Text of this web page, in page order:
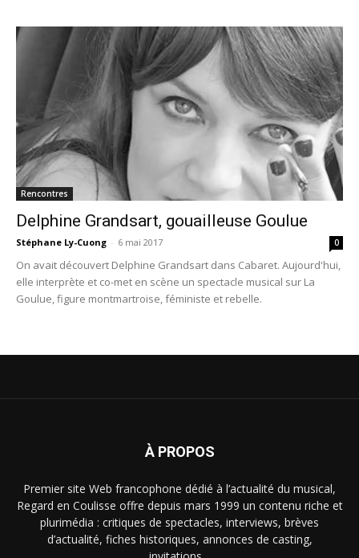
Rencontres
Delphine Grandsart, gouailleuse Goulue
Stéphane Ly-Cuong - 6 mai 2017 0
On avait découvert Delphine Grandsart dans Cabaret. Aujourd'hui,
elle interprète et co-met en scène un spectacle musical sur La
Goulue, figure montmartroise, féministe et rebelle.
À PROPOS
Premier site Web francophone dédié à l’actualité du musical,
Regard en Coulisse offre depuis mars 1999 un contenu riche et
plurimédia : critiques de spectacles, interviews, brèves
d’actualité, fiches historiques, annonces de casting,